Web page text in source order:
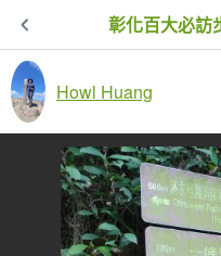
彰化百大必訪
Howl Huang